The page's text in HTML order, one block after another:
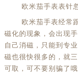
欧米茄手表表针忽
欧米茄手表经常跟
磁化的现象，会出现
自己消磁，只能到专
磁也很快很多的，就
可取，可不要别骗了哦